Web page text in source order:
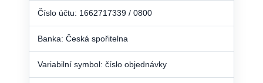
Číslo účtu: 1662717339 / 0800
Banka: Česká spořitelna
Variabilní symbol: číslo objednávky